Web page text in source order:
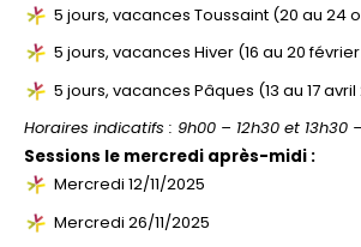
5 jours, vacances Toussaint (20 au 24
5 jours, vacances Hiver (16 au 20
5 jours, vacances Pâques (13 au 17
Horaires indicatifs : 9h00 – 12h30 et 13h30
Sessions le mercredi après-midi :
Mercredi 12/11/2025
Mercredi 26/11/2025